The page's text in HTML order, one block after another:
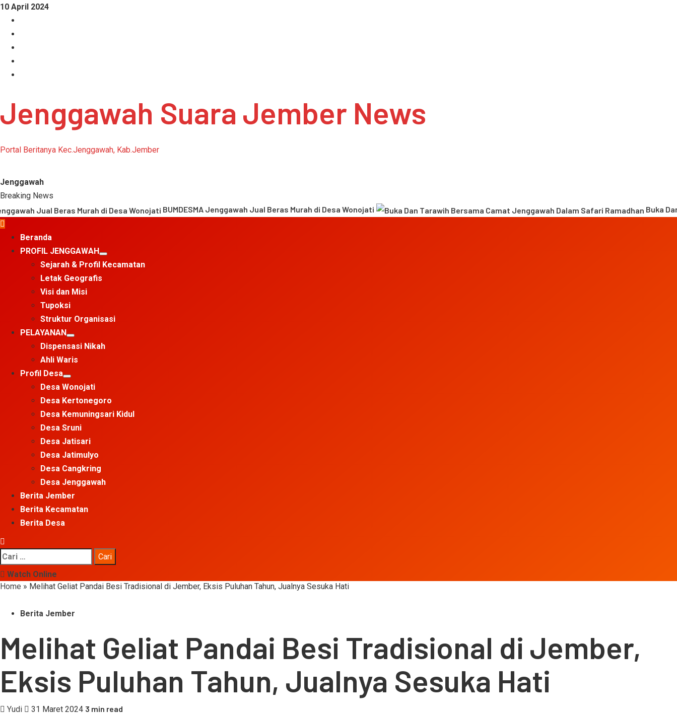
Skip
content
10 April 2024
Jenggawah Suara Jember News
Portal Beritanya Kec.Jenggawah, Kab.Jember
Jenggawah
Breaking News
BUMDESMA Jenggawah Jual Beras Murah di Desa Wonojati
Buka Dan
MenuBeranda
PROFIL JENGGAWAH
Sejarah & Profil Kecamatan
Letak Geografis
Visi dan Misi
Tupoksi
Struktur Organisasi
PELAYANAN
Dispensasi Nikah
Ahli Waris
Profil Desa
Desa Wonojati
Desa Kertonegoro
Desa Kemuningsari Kidul
Desa Sruni
Desa Jatisari
Desa Jatimulyo
Desa Cangkring
Desa Jenggawah
Berita Jember
Berita Kecamatan
Berita Desa
Cari
Watch Online
Home » Melihat Geliat Pandai Besi Tradisional di Jember, Eksis Puluhan Tahun, Jualnya Sesuka Hati
Berita Jember
Melihat Geliat Pandai Besi Tradisional di Jember,
Eksis Puluhan Tahun, Jualnya Sesuka Hati
Yudi 31 Maret 2024 3 min read